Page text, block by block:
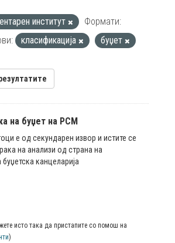
институт
Формати:
класификација
буџет
на буџет на РСМ
е од секундарен извор и истите се
на анализи од страна на
канцеларија
исто така да пристапите со помош на
)